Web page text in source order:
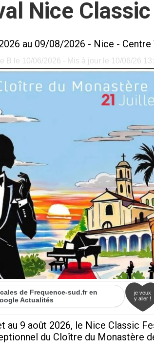
Nice
au 09/08/2026 - Nice - Centre
B le 10/06/2026 - Mis à jour le 10/06/26
de Frequence-sud.fr en
Actualités
je veux
y aller !
au 9 août 2026, le Nice Classic
du Cloître du Monastère